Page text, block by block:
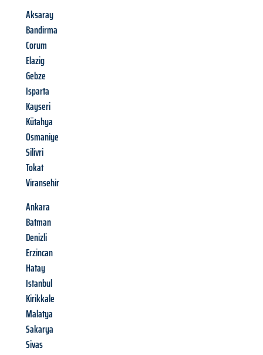
Aksaray
Bandirma
Corum
Elazig
Gebze
Isparta
Kayseri
Kütahya
Osmaniye
Silivri
Tokat
Viransehir
Ankara
Batman
Denizli
Erzincan
Hatay
Istanbul
Kirikkale
Malatya
Sakarya
Sivas